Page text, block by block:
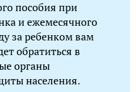
пособия при
и ежемесячного
за ребенком вам
обратиться в
органы
населения.